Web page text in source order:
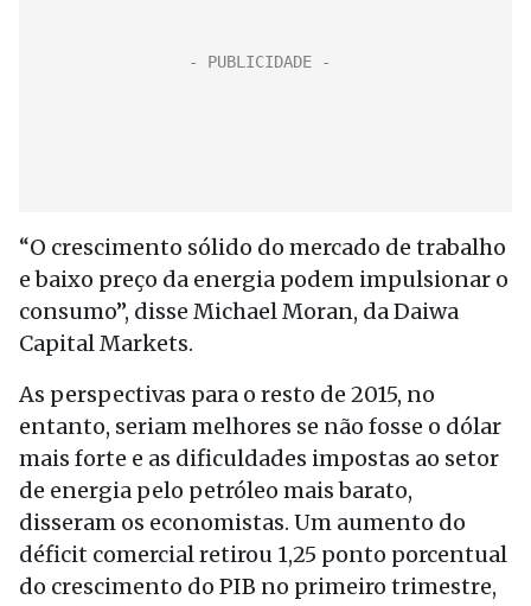
“O crescimento sólido do mercado de trabalho
e baixo preço da energia podem impulsionar o
consumo”, disse Michael Moran, da Daiwa
Capital Markets.
As perspectivas para o resto de 2015, no
entanto, seriam melhores se não fosse o dólar
mais forte e as dificuldades impostas ao setor
de energia pelo petróleo mais barato,
disseram os economistas. Um aumento do
déficit comercial retirou 1,25 ponto porcentual
do crescimento do PIB no primeiro trimestre,